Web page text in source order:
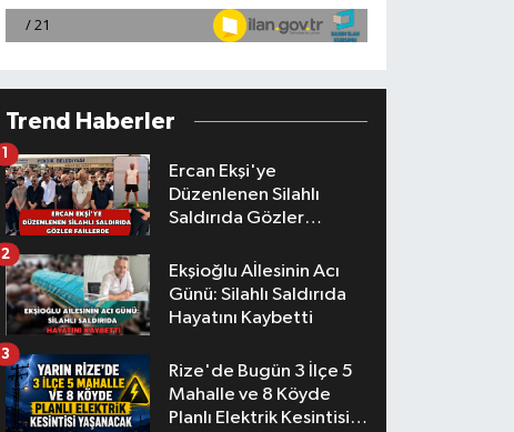
Trend Haberler
Ercan Ekşi'ye
Düzenlenen Silahlı
Saldırıda Gözler
1
Ekşioğlu Aİlesinin Acı
Günü: Silahlı Saldırıda
Hayatını Kaybetti
2
Rize'de Bugün 3 İlçe 5
Mahalle ve 8 Köyde
Planlı Elektrik Kesintisi
3